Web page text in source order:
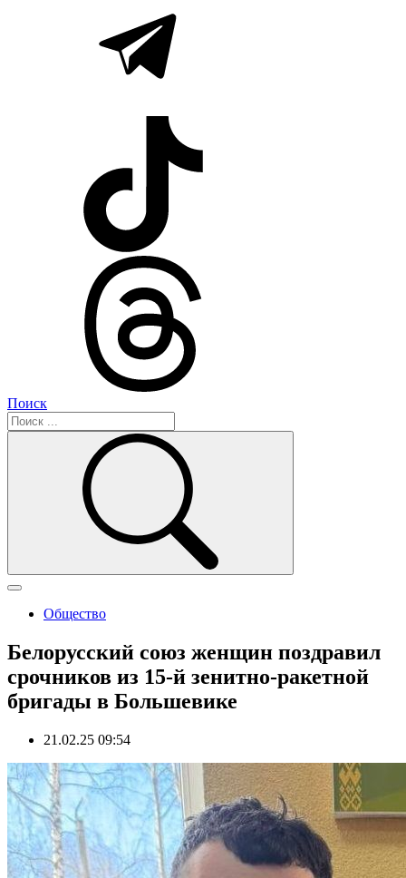
Поиск
Общество
Белорусский союз женщин поздравил
срочников из 15-й зенитно-ракетной
бригады в Большевике
21.02.25 09:54